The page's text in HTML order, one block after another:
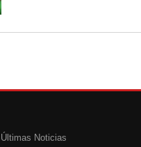
Últimas Noticias